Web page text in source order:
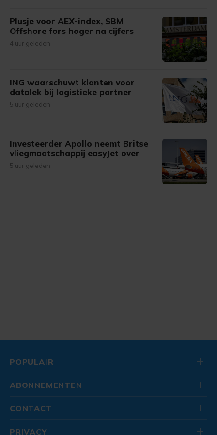
Plusje voor AEX-index, SBM
Offshore fors hoger na cijfers
4 uur geleden
ING waarschuwt klanten voor
datalek bij logistieke partner
5 uur geleden
Investeerder Apollo neemt Britse
vliegmaatschappij easyJet over
5 uur geleden
POPULAIR
ABONNEMENTEN
CONTACT
PRIVACY